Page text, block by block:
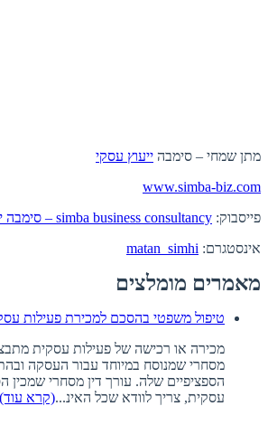
מתן שמחי – סימבה ייעוץ עסקי
www.simba-biz.com
פייסבוק: simba business consultancy – סימבה ייעוץ עסקי
אינסטגרם: matan_simhi
מאמרים מומלצים
טיפול משפטי בהסכם למכירת פעילות
מכירה או רכישה של פעילות עסקית
מסחרי שמנוסח במיוחד עבור העסקה
הספציפיים שלה. עורך דין מסחרי שמכין
עסקית, צריך לוודא שכל האינ...(קרא עוד)